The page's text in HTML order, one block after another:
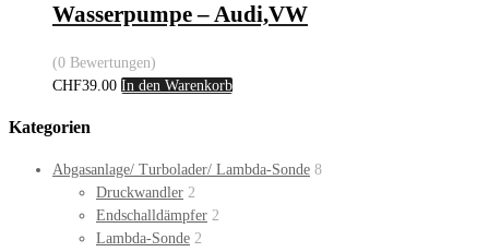
Wasserpumpe – Audi,VW
(0 Bewertungen)
CHF39.00 In den Warenkorb
Kategorien
Abgasanlage/ Turbolader/ Lambda-Sonde 8
Druckwandler 2
Endschalldämpfer 2
Lambda-Sonde 2